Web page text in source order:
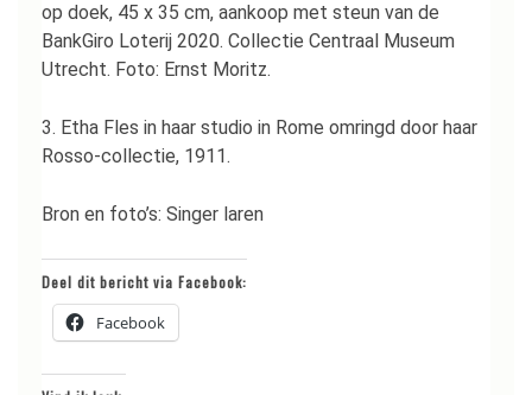
op doek, 45 x 35 cm, aankoop met steun van de
BankGiro Loterij 2020. Collectie Centraal Museum
Utrecht. Foto: Ernst Moritz.
3. Etha Fles in haar studio in Rome omringd door haar
Rosso-collectie, 1911.
Bron en foto’s: Singer laren
Deel dit bericht via Facebook:
Facebook